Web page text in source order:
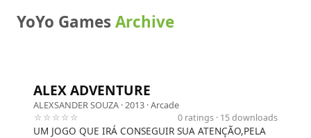
YoYo GamesArchive
ALEX ADVENTURE
ALEXSANDER SOUZA · 2013 ·Arcade
☆☆☆☆☆
0 ratings · 15 downloads
UM JOGO QUE IRÁ CONSEGUIR SUA ATENÇÃO,PELA